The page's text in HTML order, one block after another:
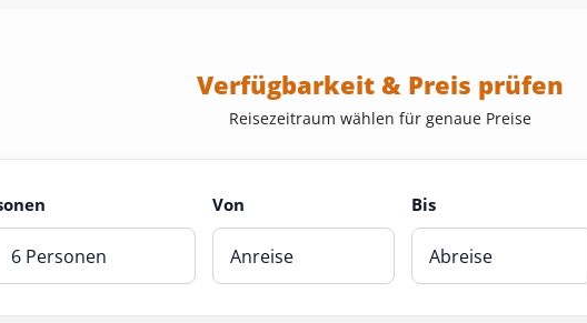
Verfügbarkeit & Preis prüfen
Reisezeitraum wählen für genaue Preise
6 Personen
Von Bis